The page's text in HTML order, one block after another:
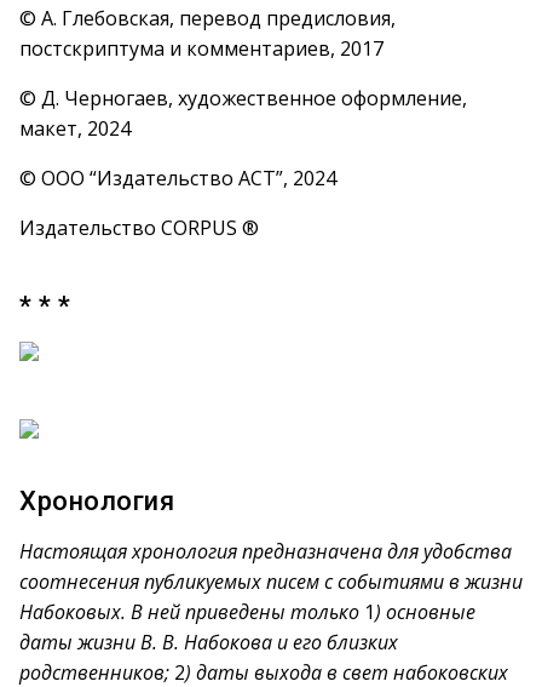
© А. Глебовская, перевод предисловия,
постскриптума и комментариев, 2017
© Д. Черногаев, художественное оформление,
макет, 2024
© ООО “Издательство АСТ”, 2024
Издательство CORPUS ®
* * *
Хронология
Настоящая хронология предназначена для удобства
соотнесения публикуемых писем с событиями в жизни
Набоковых. В ней приведены только 1) основные
даты жизни В. В. Набокова и его близких
родственников; 2) даты выхода в свет набоковских